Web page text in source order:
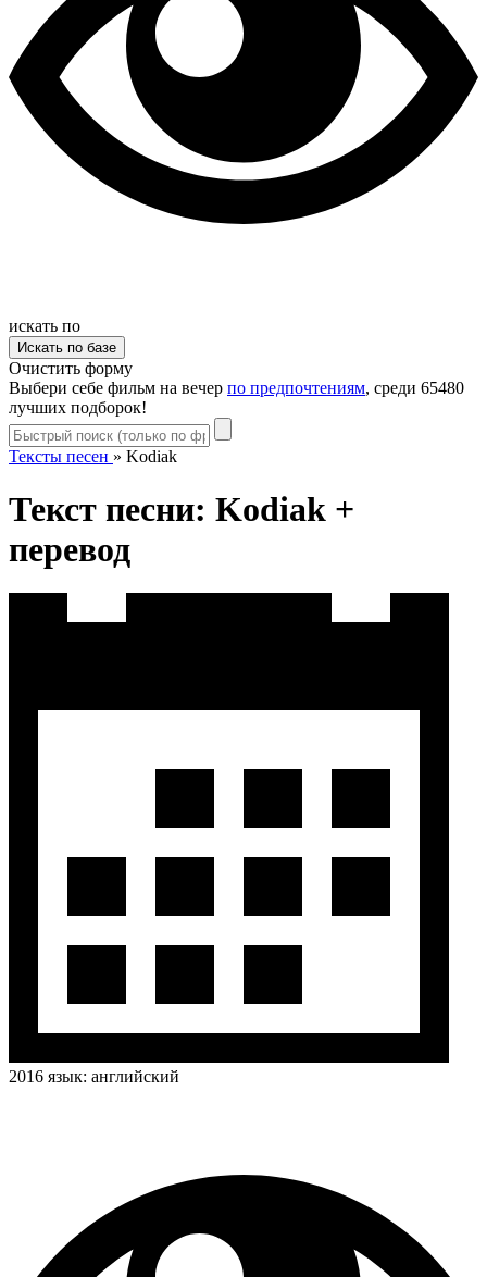
искать по
Очистить форму
Выбери себе фильм на вечер по предпочтениям, среди 65480
лучших подборок!
Тексты песен » Kodiak
Текст песни: Kodiak +
перевод
2016 язык: английский